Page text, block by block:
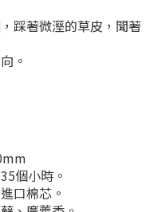
踩著微溼的草皮，聞著
。
個小時。
口棉芯。